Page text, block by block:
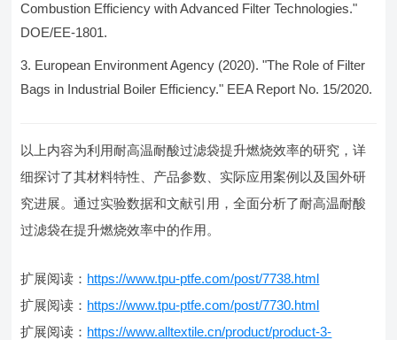
Combustion Efficiency with Advanced Filter Technologies."
DOE/EE-1801.
European Environment Agency (2020). "The Role of Filter
Bags in Industrial Boiler Efficiency." EEA Report No. 15/2020.
以上内容为利用耐高温耐酸过滤袋提升燃烧效率的研究，详
细探讨了其材料特性、产品参数、实际应用案例以及国外研
究进展。通过实验数据和文献引用，全面分析了耐高温耐酸
过滤袋在提升燃烧效率中的作用。
扩展阅读： https://www.tpu-ptfe.com/post/7738.html
扩展阅读： https://www.tpu-ptfe.com/post/7730.html
扩展阅读： https://www.alltextile.cn/product/product-3-